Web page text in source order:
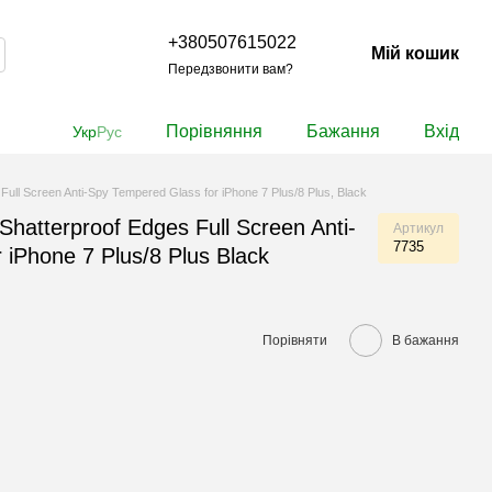
+380507615022
Передзвонити вам?
Мій кошик
УкрРус Порівняння Бажання Вхід
Screen Anti-Spy Tempered Glass for iPhone 7 Plus/8 Plus, Black
Edges Full Screen Anti-
7 Plus/8 Plus Black
Артикул
7735
Порівняти В бажання